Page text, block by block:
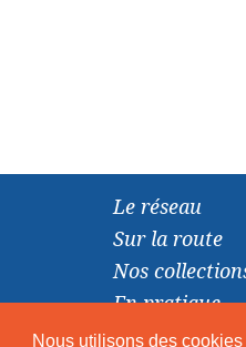
Nous utilisons des
Le réseau
Sur la route
Nos
En pratique